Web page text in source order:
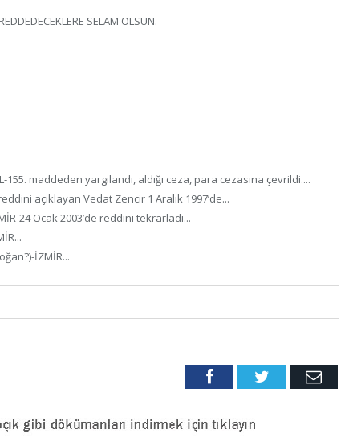
SELAM OLSUN.
155. maddeden yargılandı, aldığı ceza, para cezasına çevrildi....
açıklayan Vedat Zencir 1 Aralık 1997’de...
24 Ocak 2003’de reddini tekrarladı...
İZMİR...
FacebookTwitter Email